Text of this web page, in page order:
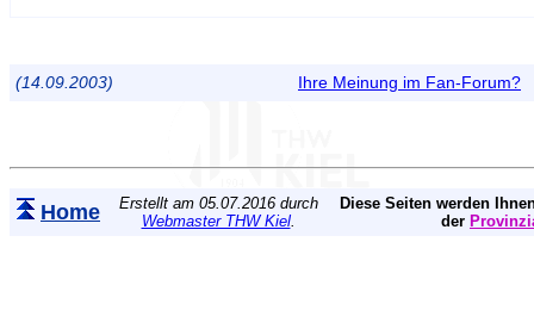
(14.09.2003) Ihre Meinung im Fan-Forum?
Home
Erstellt am 05.07.2016 durch
Webmaster THW Kiel.
Diese Seiten werden
der